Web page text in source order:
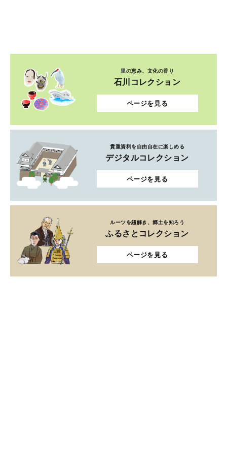
里の恵み、文化の香り
石川コレクション
ページを見る
貴重資料を自由自在に楽しめる
デジタルコレクション
ページを見る
ルーツを紐解き、郷土を知ろう
ふるさとコレクション
ページを見る